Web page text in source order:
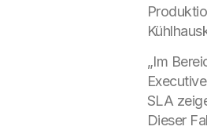
„Im
SLA
Dieser